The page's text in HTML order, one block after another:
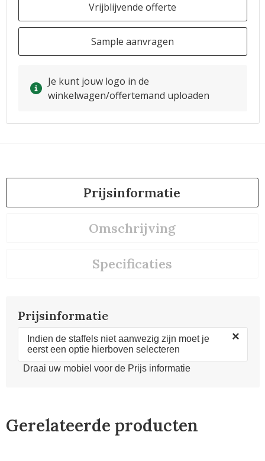
Vrijblijvende offerte
Sample aanvragen
Je kunt jouw logo in de
winkelwagen/offertemand uploaden
Prijsinformatie
Omschrijving
Specificaties
Prijsinformatie
Indien de staffels niet aanwezig zijn moet je
eerst een optie hierboven selecteren
×
Draai uw mobiel voor de Prijs informatie
Gerelateerde producten